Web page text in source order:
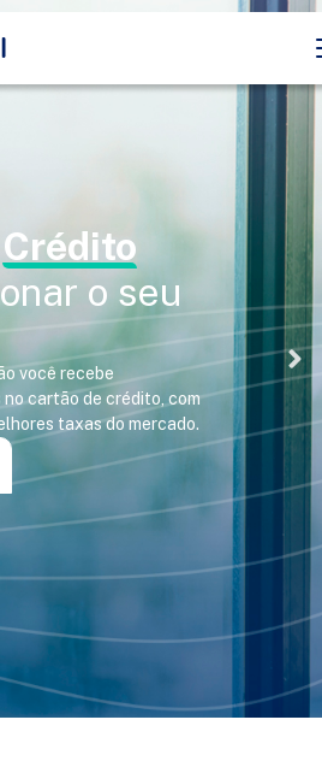
Crédito
o seu
você recebe
cartão de crédito, com
taxas do mercado.